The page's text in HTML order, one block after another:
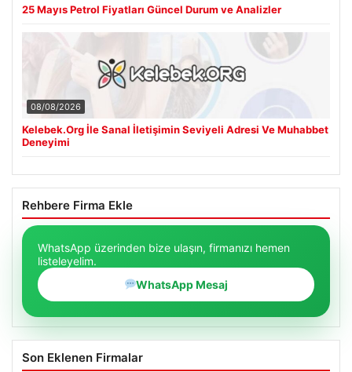
25 Mayıs Petrol Fiyatları Güncel Durum ve Analizler
08/08/2026
Kelebek.Org İle Sanal İletişimin Seviyeli Adresi Ve Muhabbet
Deneyimi
Rehbere Firma Ekle
WhatsApp üzerinden bize ulaşın, firmanızı hemen
listeleyelim.
WhatsApp Mesaj
Son Eklenen Firmalar